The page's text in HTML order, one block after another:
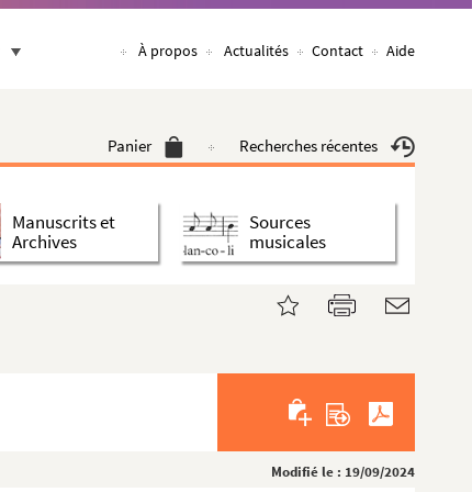
À propos Actualités Contact Aide
Panier Recherches récentes
Manuscrits et
Archives
Sources
musicales
Modifié le : 19/09/2024